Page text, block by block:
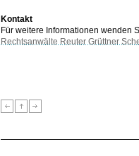
Kontakt
Für weitere Informationen wenden
Rechtsanwälte Reuter Grüttner